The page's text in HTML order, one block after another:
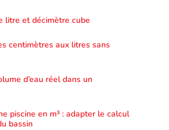
litre et décimètre cube
centimètres aux litres sans
d’eau réel dans un
piscine en m³ : adapter le calcul
bassin